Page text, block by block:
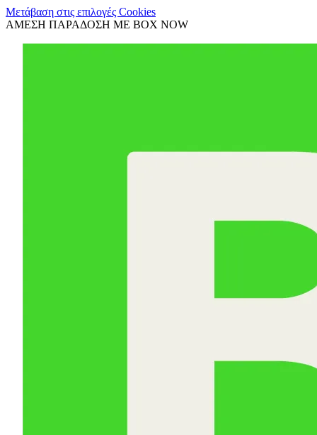
Μετάβαση στις επιλογές Cookies
ΑΜΕΣΗ ΠΑΡΑΔΟΣΗ ΜΕ BOX NOW